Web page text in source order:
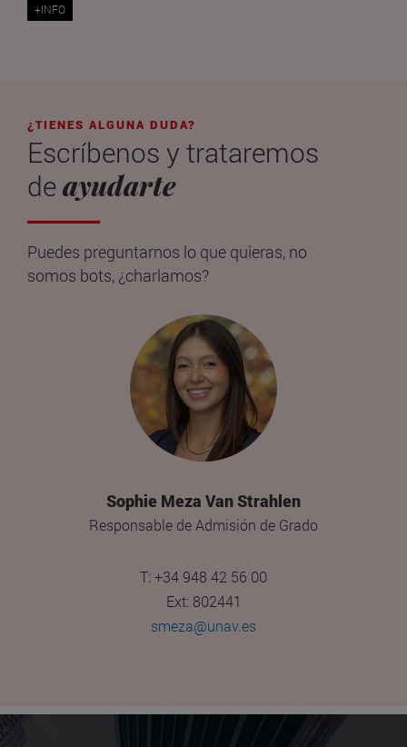
+INFO
¿TIENES ALGUNA DUDA?
Escríbenos y trataremos
deayudarte
Puedes preguntarnos lo que quieras, no
somos bots, ¿charlamos?
Sophie Meza Van Strahlen
Responsable de Admisión de Grado
T: +34 948 42 56 00
Ext: 802441
smeza@unav.es